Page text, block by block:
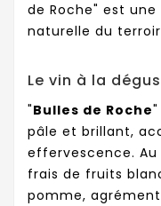
de Roche" est
naturelle du
Le vin à la
"Bulles de Roche
pâle et brillant,
effervescence. Au
frais de fruits
pomme,